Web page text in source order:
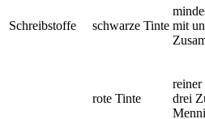
Schreibstoffe schwarze Tinte mit
rote Tinte
reiner
drei